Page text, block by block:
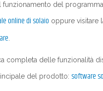
funzionamento del
online di solaio oppure visitare
completa delle funzionalità
del prodotto: software